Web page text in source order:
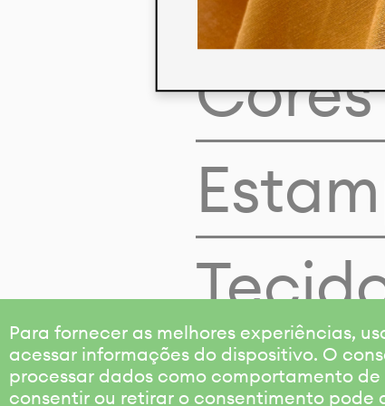
Para fornecer as melhores experiências,
acessar informações do dispositivo. O
processar dados como comportamento
consentir ou retirar o consentimento
Cores